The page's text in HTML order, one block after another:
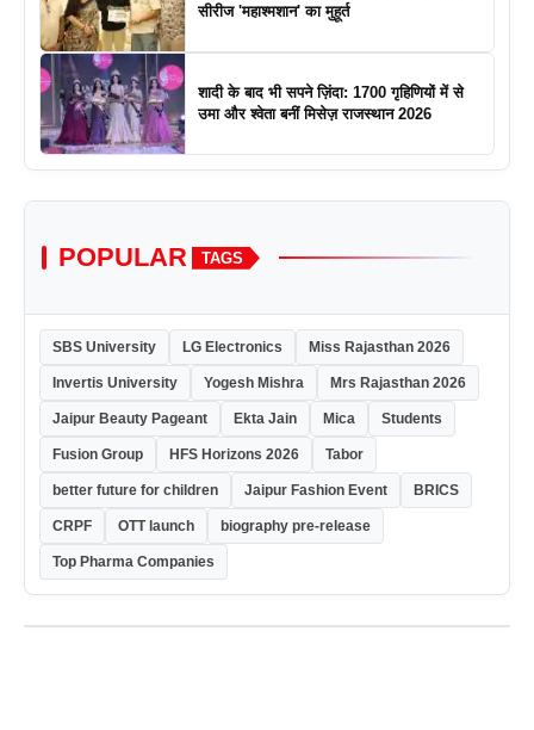
सीरीज 'महाश्मशान' का मुहूर्त
शादी के बाद भी सपने ज़िंदा: 1700 गृहिणियों में से
उमा और श्वेता बनीं मिसेज़ राजस्थान 2026
POPULAR TAGS
SBS University LG Electronics Miss Rajasthan 2026
Invertis University Yogesh Mishra Mrs Rajasthan 2026
Jaipur Beauty Pageant Ekta Jain Mica Students
Fusion Group HFS Horizons 2026 Tabor
better future for children Jaipur Fashion Event BRICS
CRPF OTT launch biography pre-release
Top Pharma Companies